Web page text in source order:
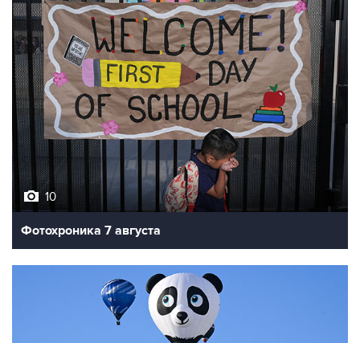
10
Фотохроника 7 августа